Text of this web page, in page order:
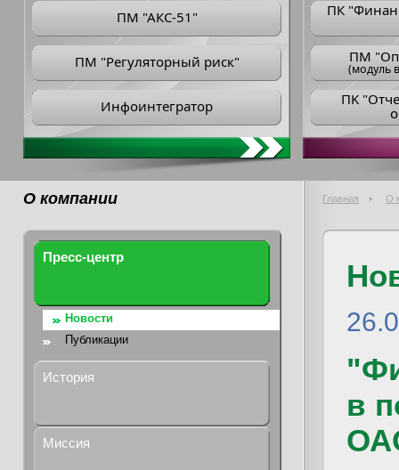
ПМ "АКС-51"
ПМ "Регуляторный риск"
Инфоинтегратор
ПК
ПM
(модуль
ПK
О компании Главная О
Пресс-центр
Новости
Публикации
История
Миссия
в